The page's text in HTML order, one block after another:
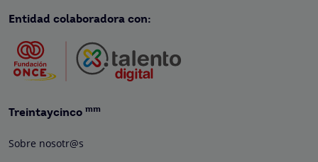
Entidad colaboradora con:
Treintaycinco mm
Sobre nosotr@s